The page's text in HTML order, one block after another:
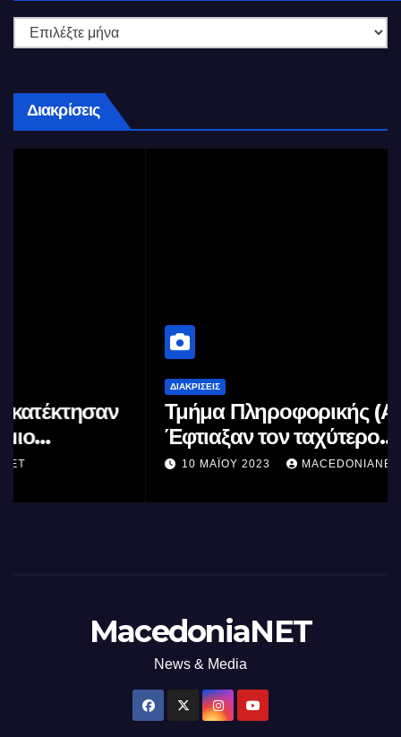
Διακρίσεις
Τμήμα Πληροφορικής (ΑΠΘ) :
Έφτιαξαν τον ταχύτερο
επεξεργαστή AI στον κόσμο με τη
MACEDONIANET
MacedoniaNET
News & Media